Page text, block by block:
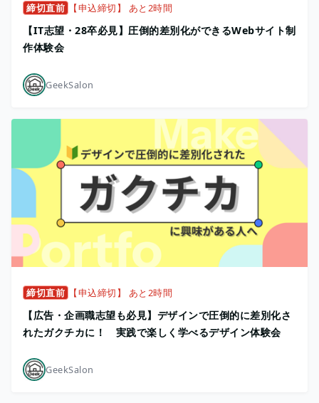
締切直前 【申込締切】 あと2時間
【IT志望・28卒必見】圧倒的差別化ができるWebサイト制
作体験会
GeekSalon
締切直前 【申込締切】 あと2時間
【広告・企画職志望も必見】デザインで圧倒的に差別化さ
れたガクチカに！ 実践で楽しく学べるデザイン体験会
GeekSalon